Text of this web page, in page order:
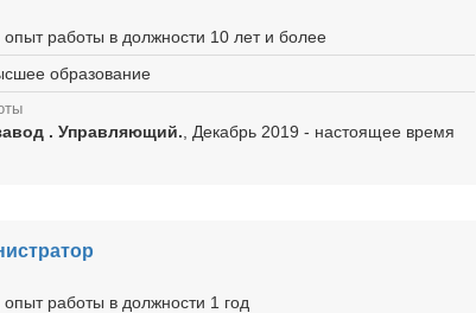
работы в должности 10 лет и более
образование
. Управляющий. , Декабрь 2019 - настоящее время
работы в должности 1 год